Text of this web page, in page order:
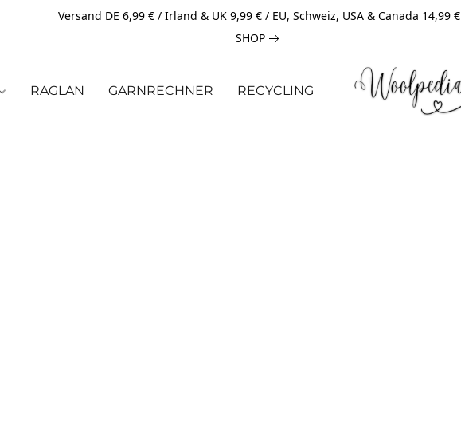
Versand DE 6,99 € / Irland & UK 9,99 € / EU, Schweiz, USA & Canada 14,99 €
SHOP
RAGLAN GARNRECHNER RECYCLING